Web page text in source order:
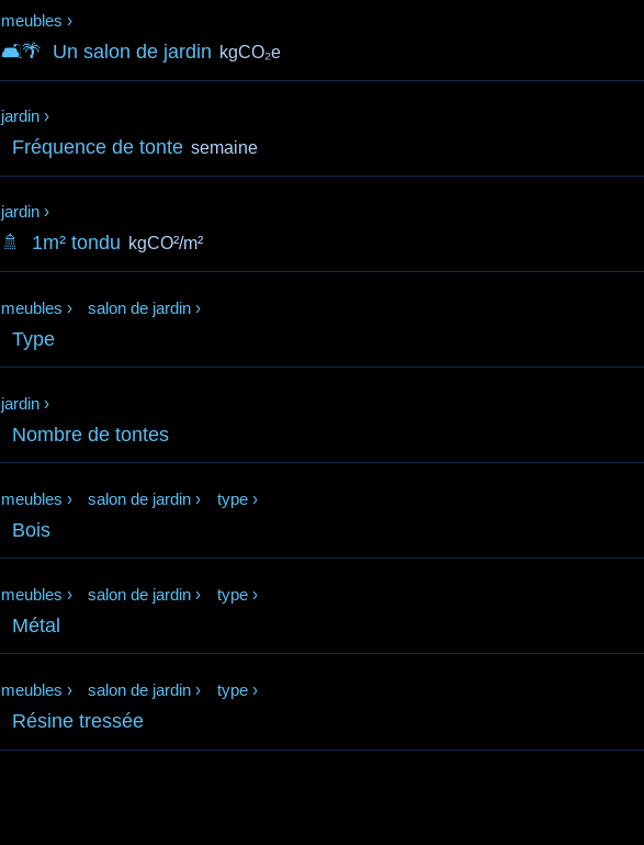
meubles ›
🛋️🌴 Un salon de jardin kgCO₂e
jardin ›
Fréquence de tonte semaine
jardin ›
🚿 1m² tondu kgCO²/m²
meubles › salon de jardin ›
Type
jardin ›
Nombre de tontes
meubles › salon de jardin › type ›
Bois
meubles › salon de jardin › type ›
Métal
meubles › salon de jardin › type ›
Résine tressée